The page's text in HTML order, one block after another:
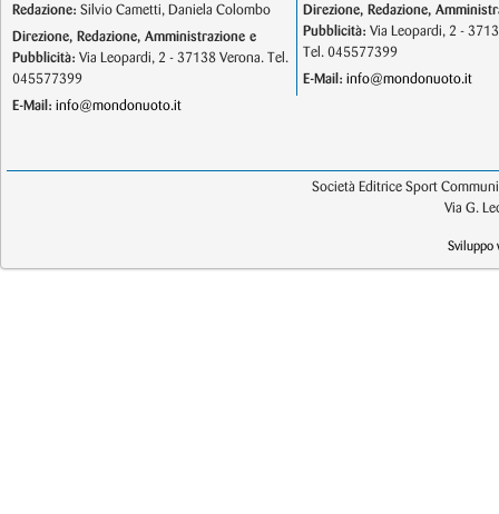
Redazione: Silvio Cametti, Daniela Colombo
Direzione, Redazione, Amministrazione e
Pubblicità: Via Leopardi, 2 - 37138 Verona. Tel.
045577399
E-Mail: info@mondonuoto.it
Direzione, Redazione,
Pubblicità: Via Leopardi, 2 -
Tel. 045577399
E-Mail: info@mondonuoto.it
Società Editrice Sport
Via G.
Sviluppo